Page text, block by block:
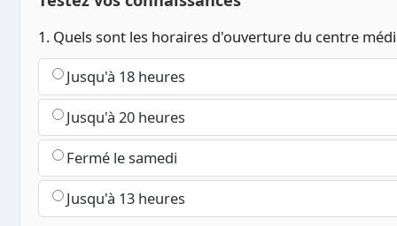
1. Quels sont les horaires d'ouverture du centre
Jusqu'à 18 heures
Jusqu'à 20 heures
Fermé le samedi
Jusqu'à 13 heures